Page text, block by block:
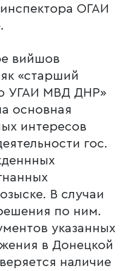
ОГАИ
вийшов
«старший
УГАИ МВД ДНР»
основная
интересов
гос.
В случаи
по ним.
указанных
в Донецкой
наличие